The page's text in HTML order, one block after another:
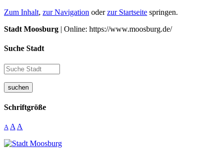
Zum Inhalt, zur Navigation oderzur Startseite springen.
Stadt Moosburg | Online: https://www.moosburg.de/
Suche Stadt
suchen
Schriftgröße
A A A